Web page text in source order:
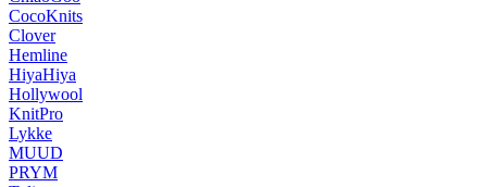
CocoKnits
Clover
Hemline
HiyaHiya
Hollywool
KnitPro
Lykke
MUUD
PRYM